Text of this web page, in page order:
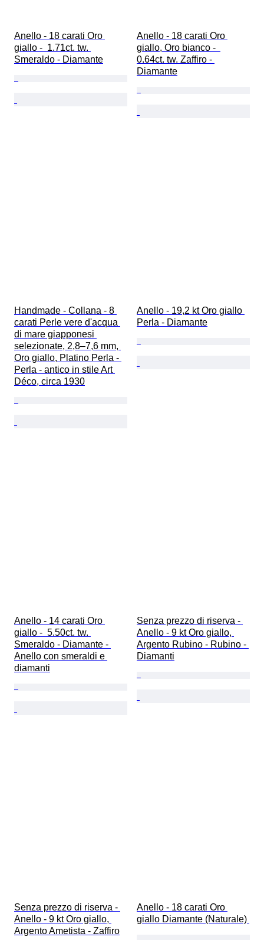
Anello - 18 carati Oro
giallo -  1.71ct. tw.
Smeraldo - Diamante
Anello - 18 carati Oro
giallo, Oro bianco -
0.64ct. tw. Zaffiro -
Diamante
Handmade - Collana - 8
carati Perle vere d'acqua
di mare giapponesi
selezionate, 2,8–7,6 mm,
Oro giallo, Platino Perla -
Perla - antico in stile Art
Déco, circa 1930
Anello - 19,2 kt Oro giallo
Perla - Diamante
Anello - 14 carati Oro
giallo -  5.50ct. tw.
Smeraldo - Diamante -
Anello con smeraldi e
diamanti
Senza prezzo di riserva -
Anello - 9 kt Oro giallo,
Argento Rubino - Rubino -
Diamanti
Senza prezzo di riserva -
Anello - 9 kt Oro giallo,
Argento Ametista - Zaffiro
Anello - 18 carati Oro
giallo Diamante (Naturale)